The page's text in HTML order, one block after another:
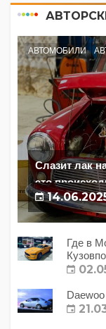
АВТОМОБИЛИ
Слазит лак
это
Где в